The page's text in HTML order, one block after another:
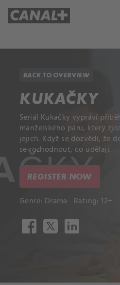
BACK TO OVERVIEW
KUKAČKY
Seriál Kukačky vypráví
manželského páru, který
jejich. Když se dozvědí, že
se rozhodnout, co udělají.
REGISTER NOW
Genre: Drama Rating: 12+